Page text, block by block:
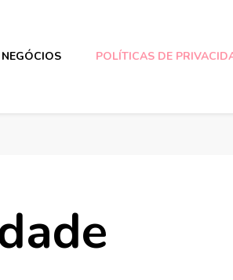
NEGÓCIOS POLÍTICAS DE